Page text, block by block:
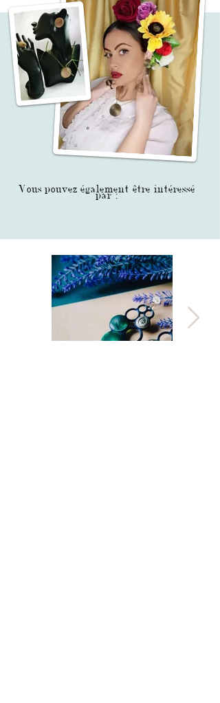
Vous pouvez également être intéressé
par :